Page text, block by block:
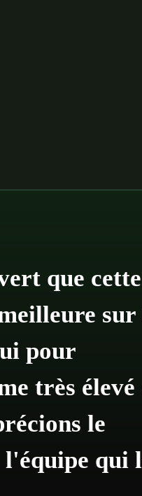
que cette
sur
pour
très élevé
le
qui